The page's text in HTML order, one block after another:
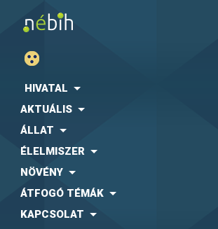
HIVATAL
AKTUÁLIS
ÁLLAT
ÉLELMISZER
NÖVÉNY
ÁTFOGÓ TÉMÁK
KAPCSOLAT